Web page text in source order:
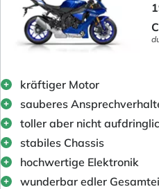
kräftiger Motor
sauberes
toller aber nicht
stabiles Chassis
hochwertige Elektronik
wunderbar edler